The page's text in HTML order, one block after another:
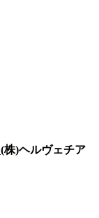
(株)ヘルヴェチア